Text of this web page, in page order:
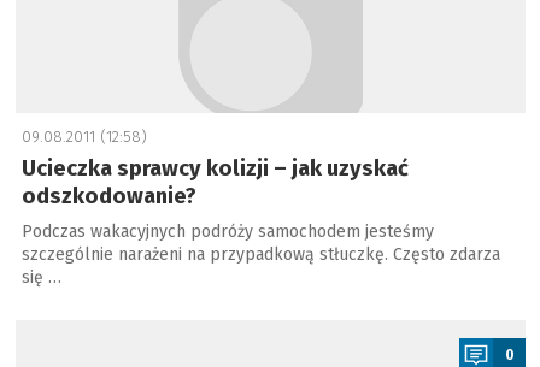
09.08.2011 (12:58)
Ucieczka sprawcy kolizji – jak uzyskać
odszkodowanie?
Podczas wakacyjnych podróży samochodem jesteśmy
szczególnie narażeni na przypadkową stłuczkę. Często zdarza
się …
0